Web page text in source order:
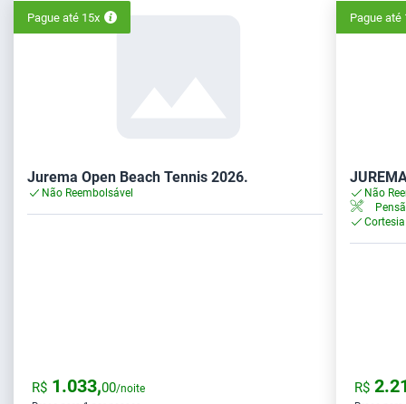
Pague até 15x
Jurema Open Beach Tennis 2026.
Não Reembolsável
R$ 1.033,00/noite
Pague até
Não
R$